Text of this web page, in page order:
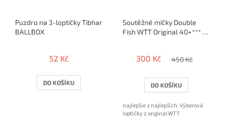
Puzdro na 3-loptičky Tibhar
BALLBOX
52 Kč
DO KOŠÍKU
Soutěžné míčky Double
Fish WTT Original 40+*** /
300 Kč 450 Kč
DO KOŠÍKU
najlepšie z najlepších. Výberové
loptičky z original WTT